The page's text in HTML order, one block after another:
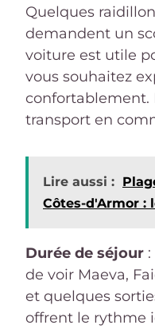
Quelques
demandent un
voiture est utile
vous souhaitez
confortablement.
transport en
Lire aussi :
Côtes-d'Armor :
Durée de séjour
de voir Maeva,
et quelques
offrent le rythme